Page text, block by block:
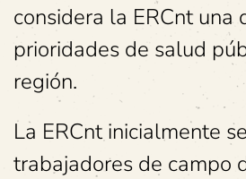
considera la ERCnt una
prioridades de salud
región.
La ERCnt inicialmente
trabajadores de campo